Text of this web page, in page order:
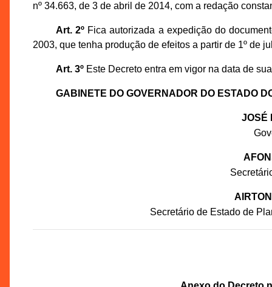
nº 34.663, de 3 de abril de 2014, com a redação
Art. 2ºFica autorizada a expedição do
2003, que tenha produção de efeitos a partir de 1º de
Art. 3ºEste Decreto entra em vigor na data de
GABINETE DO GOVERNADOR DO ESTADO
JOSÉ
Secretário de Estado de